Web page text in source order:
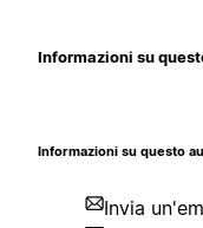
Informazioni su
Informazioni su questo
Invia